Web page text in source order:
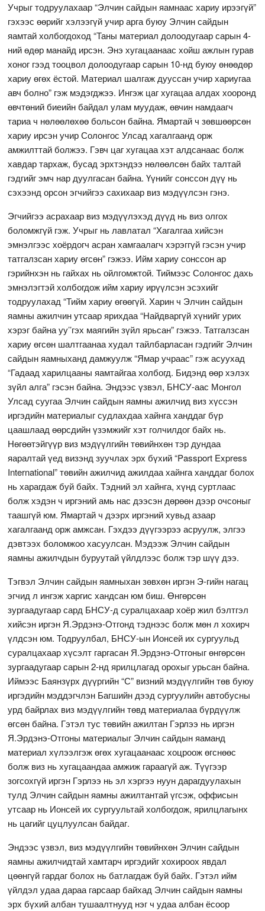
Учрыг тодруулахаар “Элчин сайдын яамнаас хариу ирээгүй”
гэхээс өөрийг хэлээгүй учир арга буюу Элчин сайдын
яамтай холбогдоход “Таны материал долоодугаар сарын 4-
ний өдөр манайд ирсэн. Энэ хугацаанаас хойш ажлын гурав
хоног гээд тооцвол долоодугаар сарын 10-нд буюу өнөөдөр
хариу өгөх ёстой. Материал шалгаж дууссан учир хариугаа
авч болно” гэж мэдэгджээ. Ингэж цаг хугацаа алдах хооронд
өвчтөний биеийн байдал улам муудаж, өвчин намдаагч
тариа ч нөлөөлөхөө больсон байна. Ямартай ч зөвшөөрсөн
хариу ирсэн учир Солонгос Улсад хагалгаанд орж
амжилттай болжээ. Гэвч цаг хугацаа хэт алдсанаас болж
хавдар тархаж, бусад эрхтэндээ нөлөөлсөн байх талтай
гэдгийг эмч нар дуулгасан байна. Үүнийг сонссон дүү нь
сэхээнд орсон эгчийгээ сахихаар виз мэдүүлсэн гэнэ.
Эгчийгээ асрахаар виз мэдүүлэхэд дүүд нь виз олгох
боломжгүй гэж. Учрыг нь лавлатал “Хагалгаа хийсэн
эмнэлгээс хоёрдогч асран хамгаалагч хэрэггүй гэсэн учир
татгалзсан хариу өгсөн” гэжээ. Ийм хариу сонссон ар
гэрийнхэн нь гайхах нь ойлгомжтой. Тиймээс Солонгос дахь
эмнэлэгтэй холбогдож ийм хариу ирүүлсэн эсэхийг
тодруулахад “Тийм хариу өгөөгүй. Харин ч Элчин сайдын
яамны ажилчин утсаар ярихдаа “Найдваргүй хүнийг урих
хэрэг байна уу’’гэх маягийн зүйл ярьсан” гэжээ. Татгалзсан
хариу өгсөн шалтгаанаа худал тайлбарласан гэдгийг Элчин
сайдын яамныханд дамжуулж “Ямар учраас” гэж асуухад
“Гадаад харилцааны яамтайгаа холбогд. Бидэнд өөр хэлэх
зүйл алга” гэсэн байна. Эндээс үзвэл, БНСУ-аас Монгол
Улсад суугаа Элчин сайдын яамны ажилчид виз хүссэн
иргэдийн материалыг судлахдаа хайнга ханддаг бүр
цаашлаад өөрсдийн үзэмжийг хэт голчилдог байх нь.
Нөгөөтэйгүүр виз мэдүүлгийн төвийнхөн тэр дундаа
яаралтай үед визэнд зуучлах эрх бүхий “Passport Express
International” төвийн ажилчид ажилдаа хайнга ханддаг болох
нь харагдаж буй байх. Тэдний эл хайнга, хүнд суртлаас
болж хэдэн ч иргэний амь нас дээсэн дөрөөн дээр очсоныг
таашгүй юм. Ямартай ч дээрх иргэний хувьд азаар
хагалгаанд орж амжсан. Гэхдээ дүүгээрээ асруулж, элгээ
дэвтээх боломжоо хасуулсан. Мэдээж Элчин сайдын
яамны ажилчдын буруутай үйлдлээс болж тэр шүү дээ.
Тэгвэл Элчин сайдын яамныхан зөвхөн иргэн Э-гийн нагац
эгчид л ингэж харгис хандсан юм биш. Өнгөрсөн
зургаадугаар сард БНСУ-д суралцахаар хоёр жил бэлтгэл
хийсэн иргэн Я.Эрдэнэ-Отгонд тэднээс болж мөн л хохирч
үлдсэн юм. Тодруулбал, БНСУ-ын Ионсей их сургуульд
суралцахаар хүсэлт гаргасан Я.Эрдэнэ-Отгоныг өнгөрсөн
зургаадугаар сарын 2-нд ярилцлагад орохыг урьсан байна.
Иймээс Баянзүрх дүүргийн “С” визний мэдүүлгийн төв буюу
иргэдийн мэддэгчлэн Багшийн дээд сургуулийн автобусны
урд байрлах виз мэдүүлгийн төвд материалаа бүрдүүлж
өгсөн байна. Гэтэл тус төвийн ажилтан Гэрлээ нь иргэн
Я.Эрдэнэ-Отгоны материалыг Элчин сайдын яаманд
материал хүлээлгэж өгөх хугацаанаас хоцроож өгснөөс
болж виз нь хугацаандаа амжиж гараагүй аж. Түүгээр
зогсохгүй иргэн Гэрлээ нь эл хэргээ нуун дарагдуулахын
тулд Элчин сайдын яамны ажилтантай үгсэж, оффисын
утсаар нь Ионсей их сургуультай холбогдож, ярилцлагынх
нь цагийг цуцлуулсан байдаг.
Эндээс үзвэл, виз мэдүүлгийн төвийнхөн Элчин сайдын
яамны ажилчидтай хамтарч иргэдийг хохироох явдал
цөөнгүй гардаг болох нь батлагдаж буй байх. Гэтэл ийм
үйлдэл удаа дараа гарсаар байхад Элчин сайдын яамны
эрх бүхий албан тушаалтнууд нэг ч удаа албан ёсоор